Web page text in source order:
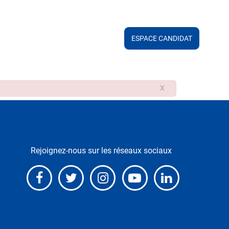
ESPACE CANDIDAT
X
Rejoignez-nous sur les réseaux sociaux